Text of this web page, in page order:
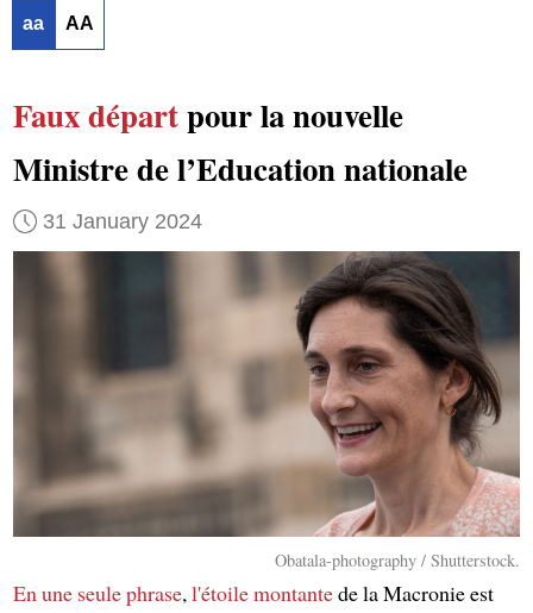
aa AA
Faux départpour la nouvelle
Ministre de l’Education nationale
31 January 2024
Obatala-photography / Shutterstock.
En une seule phrase,l'étoile montantede la Macronie est